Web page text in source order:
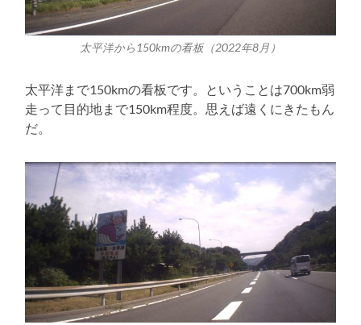
太平洋から150kmの看板（2022年8月）
太平洋まで150kmの看板です。ということは700km弱
走って目的地まで150km程度。思えば遠くにきたもん
だ。